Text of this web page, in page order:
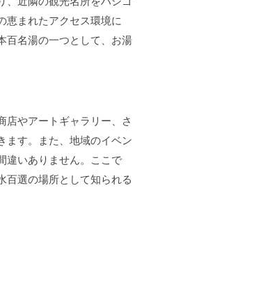
恵まれたアクセス環境に
百名湯の一つとして、お湯
店やアートギャラリー、さ
ます。また、地域のイベン
違いありません。ここで
百選の場所として知られる